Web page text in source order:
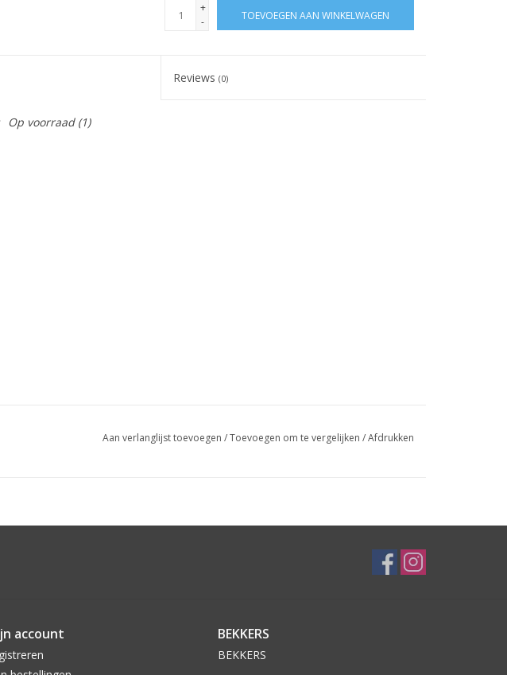
+
-
TOEVOEGEN AAN WINKELWAGEN
Reviews(0)
Op voorraad(1)
Aan verlanglijst toevoegen /Toevoegen om te vergelijken /Afdrukken
account BEKKERS
BEKKERS